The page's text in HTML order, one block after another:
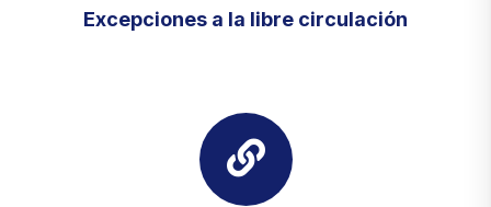
Excepciones a la libre circulación